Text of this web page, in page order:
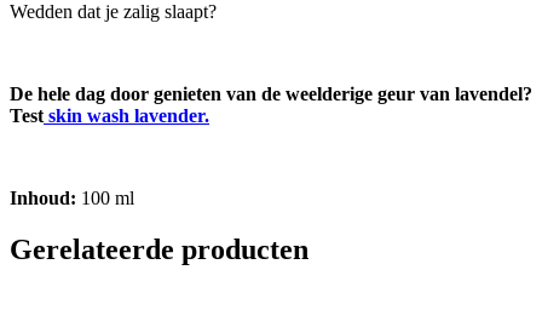
Wedden dat je zalig slaapt?
De hele dag door genieten van de weelderige geur van lavendel?
Test skin wash lavender.
Inhoud: 100 ml
Gerelateerde producten